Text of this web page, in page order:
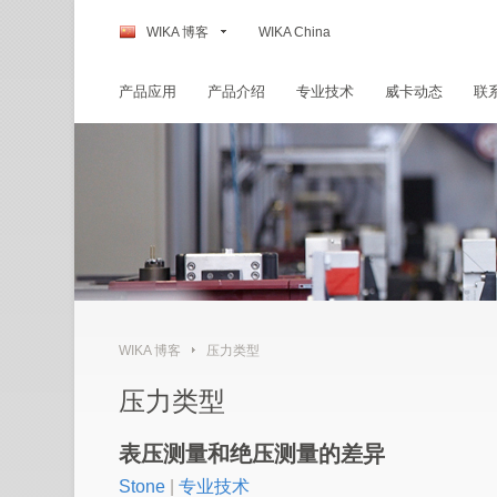
WIKA 博客 WIKA China
产品应用 产品介绍 专业技术 威卡动态 联
WIKA 博客 压力类型
压力类型
表压测量和绝压测量的差异
Stone 专业技术